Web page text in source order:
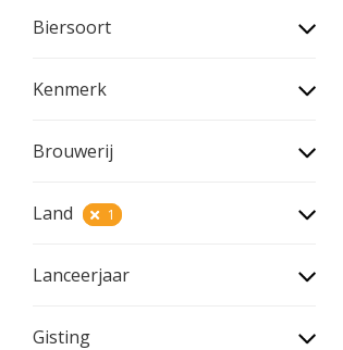
Biersoort
Kenmerk
Brouwerij
Land 1
Lanceerjaar
Gisting